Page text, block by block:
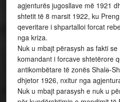
agjenturës jugosllave më 1921
shtetit të 8 marsit 1922, ku
qeveritare i shpartalloi forcat
nga kriza.
Nuk u mbajt përasysh as fakti
komandant i forcave shtetërore
antikombëtare të zonës Shalӫ-
dhjetor 1926, nxitur nga
Nuk u mbajt parasysh e nuk u